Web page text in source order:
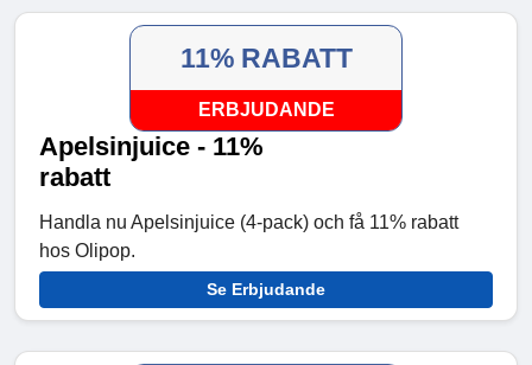
11% RABATT
ERBJUDANDE
Apelsinjuice - 11%
rabatt
Handla nu Apelsinjuice (4-pack) och få 11% rabatt
hos Olipop.
Se Erbjudande